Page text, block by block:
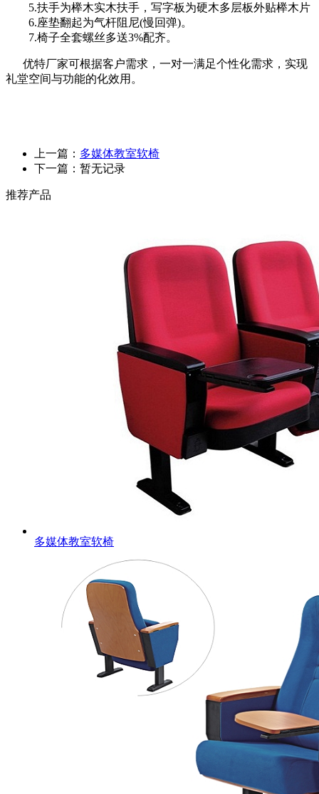
5.扶手为榉木实木扶手，写字板为硬木多层板外贴榉木片
6.座垫翻起为气杆阻尼(慢回弹)。
7.椅子全套螺丝多送3%配齐。
优特厂家可根据客户需求，一对一满足个性化需求，实现
礼堂空间与功能的化效用。
上一篇： 多媒体教室软椅
下一篇：暂无记录
推荐产品
多媒体教室软椅